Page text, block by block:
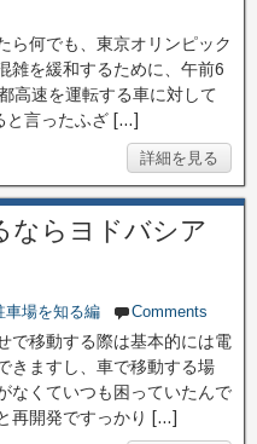
ら何でも、東京オリンピック
雑を緩和するために、午前6
高速を運転する車に対して
と言ったふざ […]
詳細を見る
ならヨドバシア
車場を知る編 Comments
で移動する際は基本的には電
きますし、車で移動する場
なくていつも困っていたんで
再開発ですっかり […]